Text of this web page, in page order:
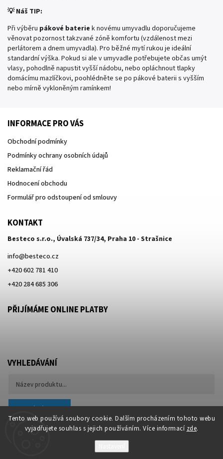
Tento web používá soubory cookie. Dalším procházením tohoto webu
vyjadřujete souhlas s jejich používáním. Více informací zde.
💡 Náš TIP:
Při výběru pákové baterie k novému umyvadlu doporučujeme
věnovat pozornost takzvané zóně komfortu (vzdálenost mezi
perlátorem a dnem umyvadla). Pro běžné mytí rukou je ideální
standardní výška. Pokud si ale v umyvadle potřebujete občas umýt
vlasy, pohodlně napustit vyšší nádobu, nebo opláchnout tlapky
domácímu mazlíčkovi, poohlédněte se po pákové baterii s vyšším
nebo mírně vykloněným ramínkem!
INFORMACE PRO VÁS
Obchodní podmínky
Podmínky ochrany osobních údajů
Reklamační řád
Hodnocení obchodu
Formulář pro odstoupení od smlouvy
KONTAKT
Besteco s.r.o., Úvalská 737/34, Praha 10 - Strašnice
info@besteco.cz
+420 602 781 410
+420 284 685 306
PŘIJÍMÁME ONLINE PLATBY
VYHLEDÁVÁNÍ
Hledat